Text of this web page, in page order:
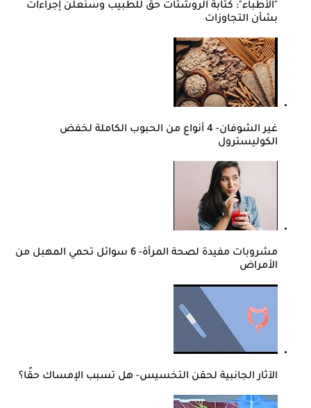
"الأطباء": كتابة الروشتات حق للطبيب وسنعلن إجراءات
بشأن التجاوزات
غير الشوفان- 4 أنواع من الحبوب الكاملة لخفض
الكوليسترول
مشروبات مفيدة لصحة المرأة- 6 سوائل تحمي المهبل من
الأمراض
الآثار الجانبية لحقن التخسيس- هل تسبب الإمساك حقًا؟